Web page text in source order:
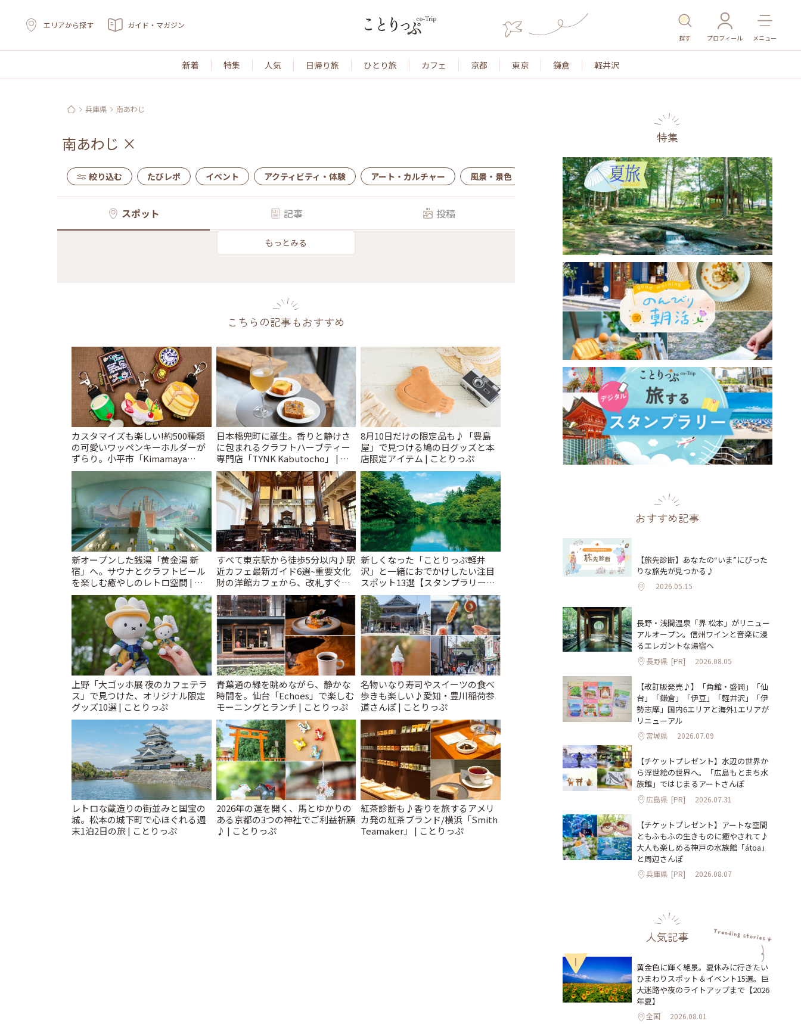
エリアから探す ガイド・マガジン
探す プロフィール メニュー
新着 特集 人気 日帰り旅 ひとり旅 カフェ 京都 東京 鎌倉 軽井沢
兵庫県 南あわじ
南あわじ ×
絞り込む たびレポ イベント アクティビティ・体験 アート・カルチャー 風景・景色 名所・旧跡 温泉・スパ その他施設 ごはん
スポット 記事 投稿
もっとみる
こちらの記事もおすすめ
カスタマイズも楽しい!約500種類
の可愛いワッペンキーホルダーが
ずらり。小平市「Kimamaya
T&K」 | ことりっぷ
日本橋兜町に誕生。香りと静けさ
に包まれるクラフトハーブティー
専門店「TYNK Kabutocho」 | こ
とりっぷ
8月10日だけの限定品も♪「豊島
屋」で見つける鳩の日グッズと本
店限定アイテム | ことりっぷ
新オープンした銭湯「黄金湯 新
宿」へ。サウナとクラフトビール
を楽しむ癒やしのレトロ空間 | こ
とりっぷ
すべて東京駅から徒歩5分以内♪駅
近カフェ最新ガイド6選~重要文化
財の洋館カフェから、改札すぐの
レトロ喫茶まで~ | ことりっぷ
新しくなった「ことりっぷ軽井
沢」と一緒におでかけしたい注目
スポット13選【スタンプラリー開
催中】 | ことりっぷ
上野「大ゴッホ展 夜のカフェテラ
ス」で見つけた、オリジナル限定
グッズ10選 | ことりっぷ
青葉通の緑を眺めながら、静かな
時間を。仙台「Echoes」で楽しむ
モーニングとランチ | ことりっぷ
名物いなり寿司やスイーツの食べ
歩きも楽しい♪愛知・豊川稲荷参
道さんぽ | ことりっぷ
レトロな蔵造りの街並みと国宝の
城。松本の城下町で心ほぐれる週
末1泊2日の旅 | ことりっぷ
2026年の運を開く、馬とゆかりの
ある京都の3つの神社でご利益祈願
♪ | ことりっぷ
紅茶診断も♪香りを旅するアメリ
カ発の紅茶ブランド/横浜「Smith
Teamaker」 | ことりっぷ
特集
おすすめ記事
【旅先診断】あなたの“いま”にぴった
りな旅先が見つかる♪
2026.05.15
長野・浅間温泉「界 松本」がリニュー
アルオープン。信州ワインと音楽に浸
るエレガントな湯宿へ
長野県 [PR] 2026.08.05
【改訂版発売♪】「角館・盛岡」「仙
台」「鎌倉」「伊豆」「軽井沢」「伊
勢志摩」国内6エリアと海外1エリアが
リニューアル
宮城県 2026.07.09
【チケットプレゼント】水辺の世界か
ら浮世絵の世界へ。「広島もとまち水
族館」ではじまるアートさんぽ
広島県 [PR] 2026.07.31
【チケットプレゼント】アートな空間
ともふもふの生きものに癒やされて♪
大人も楽しめる神戸の水族館「átoa」
と周辺さんぽ
兵庫県 [PR] 2026.08.07
人気記事
1
黄金色に輝く絶景。夏休みに行きたい
ひまわりスポット＆イベント15選。巨
大迷路や夜のライトアップまで【2026
年夏】
全国 2026.08.01